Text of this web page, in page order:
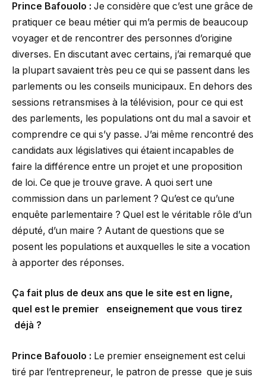
Prince Bafouolo : Je considère que c’est une grâce de
pratiquer ce beau métier qui m’a permis de beaucoup
voyager et de rencontrer des personnes d’origine
diverses. En discutant avec certains, j’ai remarqué que
la plupart savaient très peu ce qui se passent dans les
parlements ou les conseils municipaux. En dehors des
sessions retransmises à la télévision, pour ce qui est
des parlements, les populations ont du mal a savoir et
comprendre ce qui s’y passe. J’ai même rencontré des
candidats aux législatives qui étaient incapables de
faire la différence entre un projet et une proposition
de loi. Ce que je trouve grave. A quoi sert une
commission dans un parlement ? Qu’est ce qu’une
enquête parlementaire ? Quel est le véritable rôle d’un
député, d’un maire ? Autant de questions que se
posent les populations et auxquelles le site a vocation
à apporter des réponses.
Ça fait plus de deux ans que le site est en ligne,
quel est le premier enseignement que vous tirez
déjà ?
Prince Bafouolo : Le premier enseignement est celui
tiré par l’entrepreneur, le patron de presse que je suis